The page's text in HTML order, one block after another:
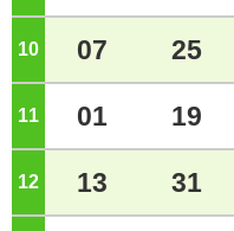
10 07 25
11 01 19
12 13 31